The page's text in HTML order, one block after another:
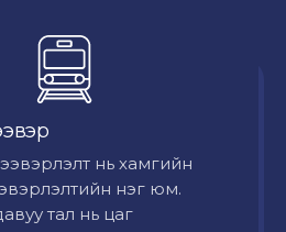
нь хамгийн
нэг юм.
тал нь цаг